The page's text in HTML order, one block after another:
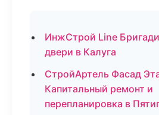
ИнжСтрой Line
двери в Калуга
СтройАртель Фасад
Капитальный ремонт и
перепланировка в